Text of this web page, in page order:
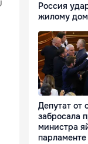
Россия
жилому
Депутат от
забросала
министра